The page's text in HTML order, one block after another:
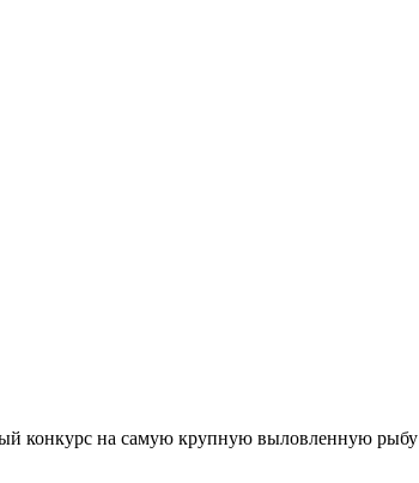
конкурс на самую крупную выловленную рыбу